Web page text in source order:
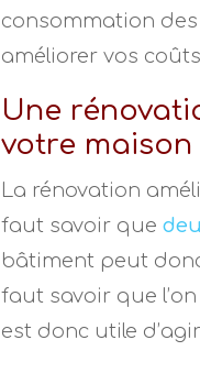
consommation
améliorer vos coûts
Une
votre maison
La rénovation
faut savoir que
bâtiment peut
faut savoir que
est donc utile